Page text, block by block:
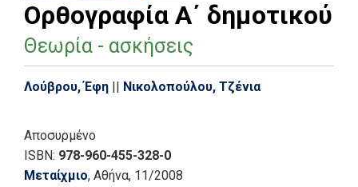
Ορθογραφία Α΄ δημοτικού
Θεωρία - ασκήσεις
Λούβρου, Έφη || Νικολοπούλου, Τζένια
Αποσυρμένο
ISBN: 978-960-455-328-0
Μεταίχμιο, Αθήνα, 11/2008